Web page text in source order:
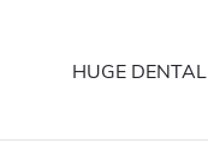
HUGE DENTAL